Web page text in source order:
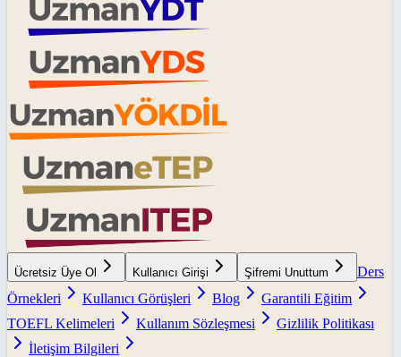
Ücretsiz Üye Ol Kullanıcı Girişi Şifremi Unuttum
Ders
Örnekleri
Kullanıcı Görüşleri Blog
Garantili Eğitim
TOEFL Kelimeleri
Kullanım Sözleşmesi
Gizlilik Politikası
İletişim Bilgileri